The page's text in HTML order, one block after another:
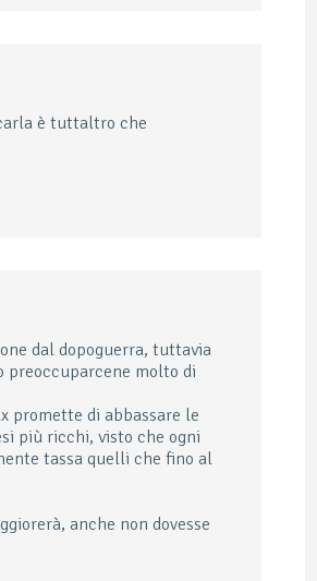
è tuttaltro che
dal dopoguerra, tuttavia
preoccuparcene molto di
promette di abbassare le
più ricchi, visto che ogni
tassa quelli che fino al
anche non dovesse